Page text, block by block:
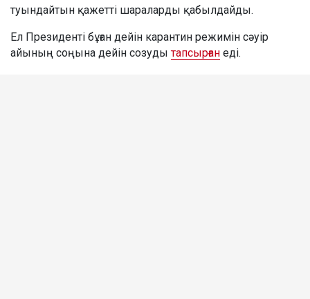
туындайтын қажетті шараларды қабылдайды.
Ел Президенті бұған дейін карантин режимін сәуір
айының соңына дейін созудытапсырған еді.